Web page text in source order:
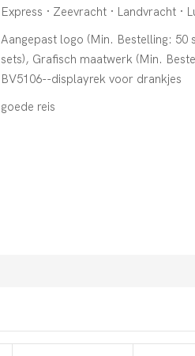
Express · Zeevracht · Landvracht ·
Aangepast logo (Min. Bestelling: 50
sets), Grafisch maatwerk (Min.
BV5106--displayrek voor drankjes
goede reis